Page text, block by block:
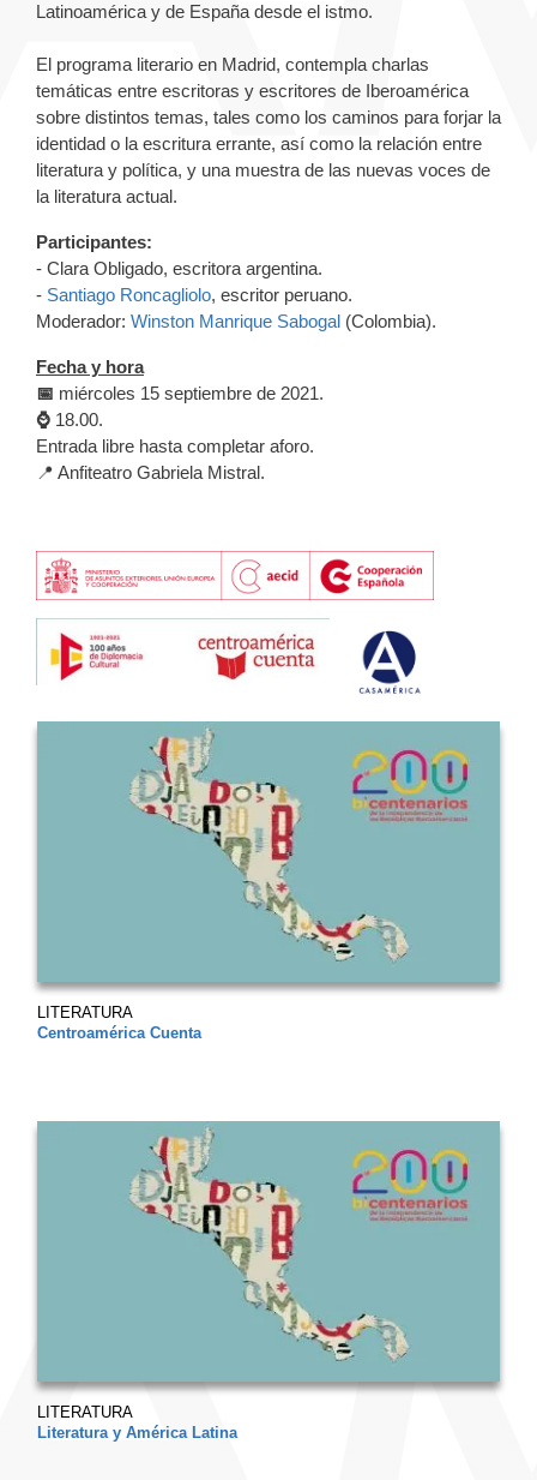
Latinoamérica y de España desde el istmo.
El programa literario en Madrid, contempla charlas
temáticas entre escritoras y escritores de Iberoamérica
sobre distintos temas, tales como los caminos para forjar la
identidad o la escritura errante, así como la relación entre
literatura y política, y una muestra de las nuevas voces de
la literatura actual.
Participantes:
- Clara Obligado, escritora argentina.
- Santiago Roncagliolo, escritor peruano.
Moderador: Winston Manrique Sabogal (Colombia).
Fecha y hora
📅 miércoles 15 septiembre de 2021.
⌚ 18.00.
Entrada libre hasta completar aforo.
📍 Anfiteatro Gabriela Mistral.
LITERATURA
Centroamérica Cuenta
LITERATURA
Literatura y América Latina